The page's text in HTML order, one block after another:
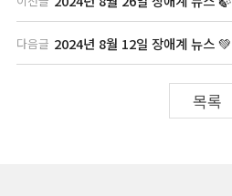
다음글 2024년 8월 12일 장애계 뉴스 💚
목록